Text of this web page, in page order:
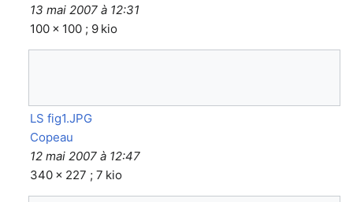
13 mai 2007 à 12:31
100 × 100 ; 9 kio
LS fig1.JPG
Copeau
12 mai 2007 à 12:47
340 × 227 ; 7 kio